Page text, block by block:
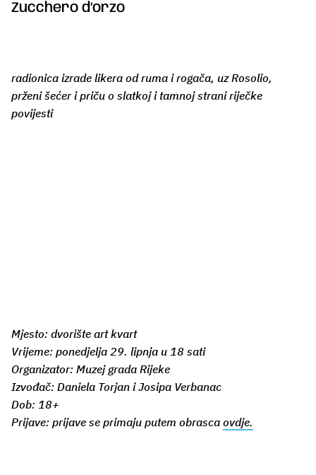
Zucchero d’orzo
radionica izrade likera od ruma i rogača, uz Rosolio,
prženi šećer i priču o slatkoj i tamnoj strani riječke
povijesti
Mjesto: dvorište art kvart
Vrijeme: ponedjelja 29. lipnja u 18 sati
Organizator: Muzej grada Rijeke
Izvođač: Daniela Torjan i Josipa Verbanac
Dob: 18+
Prijave: prijave se primaju putem obrasca ovdje.